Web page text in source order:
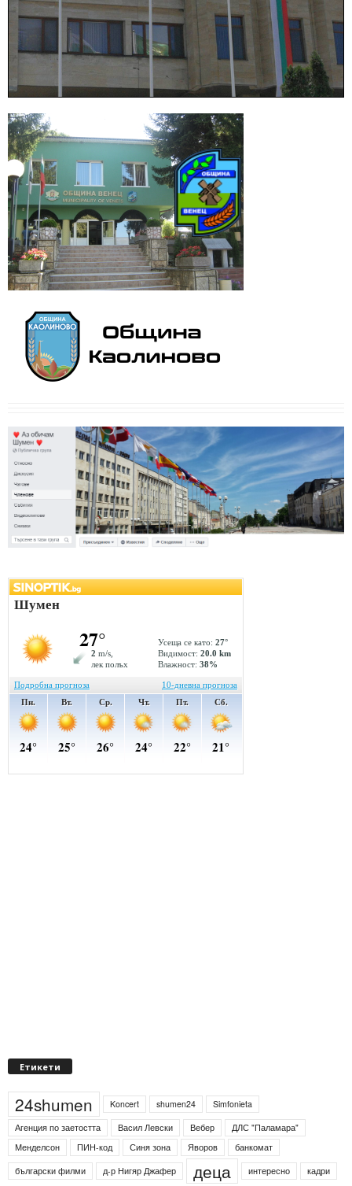
Етикети
24shumen Koncert shumen24
Simfonieta
Агенция по заетостта
Васил Левски Вебер
ДЛС "Паламара"
Менделсон
ПИН-код Синя зона Яворов
банкомат
български филми
д-р Нигяр Джафер деца интересно кадри